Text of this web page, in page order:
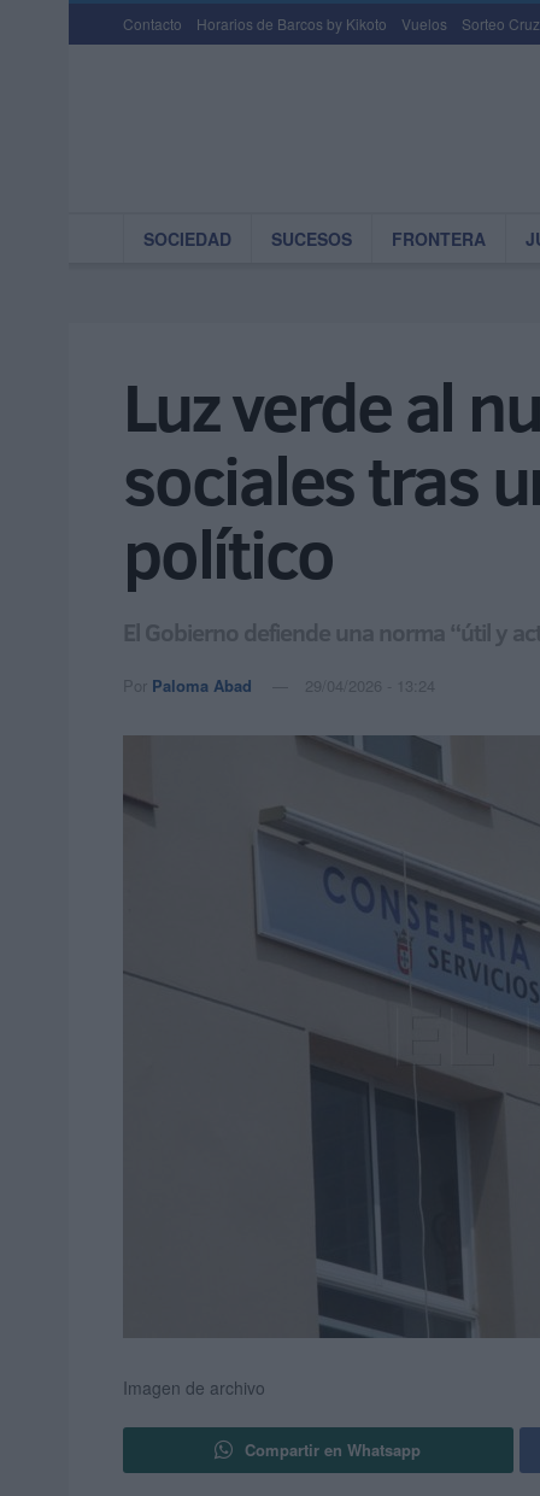
Contacto Horarios de Barcos by Kikoto Vuelos Sorteo
SOCIEDAD SUCESOS FRONTERA
Luz verde al
sociales tras
político
El Gobierno defiende una norma “útil y
Por Paloma Abad 29/04/2026 - 13:24
Imagen de archivo
Compartir en Whatsapp